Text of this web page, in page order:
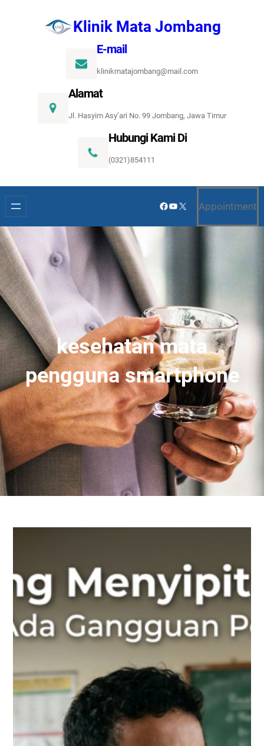
Klinik Mata Jombang
E-mail
klinikmatajombang@mail.com
Alamat
Jl. Hasyim Asy’ari No. 99 Jombang, Jawa Timur
Hubungi Kami Di
(0321)854111
Facebook
YouTube
X Appointment
kesehatan mata
pengguna smartphone